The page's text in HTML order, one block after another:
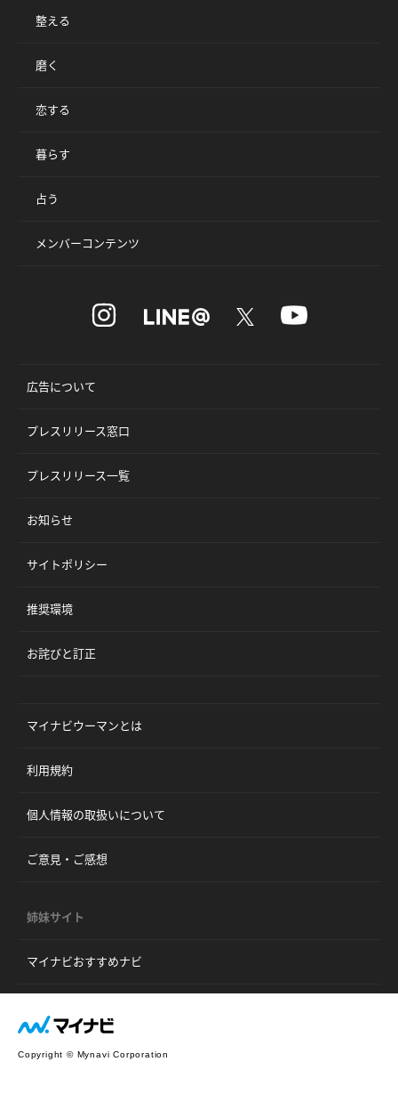
整える
磨く
恋する
暮らす
占う
メンバーコンテンツ
広告について
プレスリリース窓口
プレスリリース一覧
お知らせ
サイトポリシー
推奨環境
お詫びと訂正
マイナビウーマンとは
利用規約
個人情報の取扱いについて
ご意見・ご感想
姉妹サイト
マイナビおすすめナビ
Copyright © Mynavi Corporation